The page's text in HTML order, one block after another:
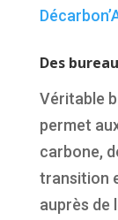
Décarbon’
Des
Véritable
permet
carbone,
transition
auprès de